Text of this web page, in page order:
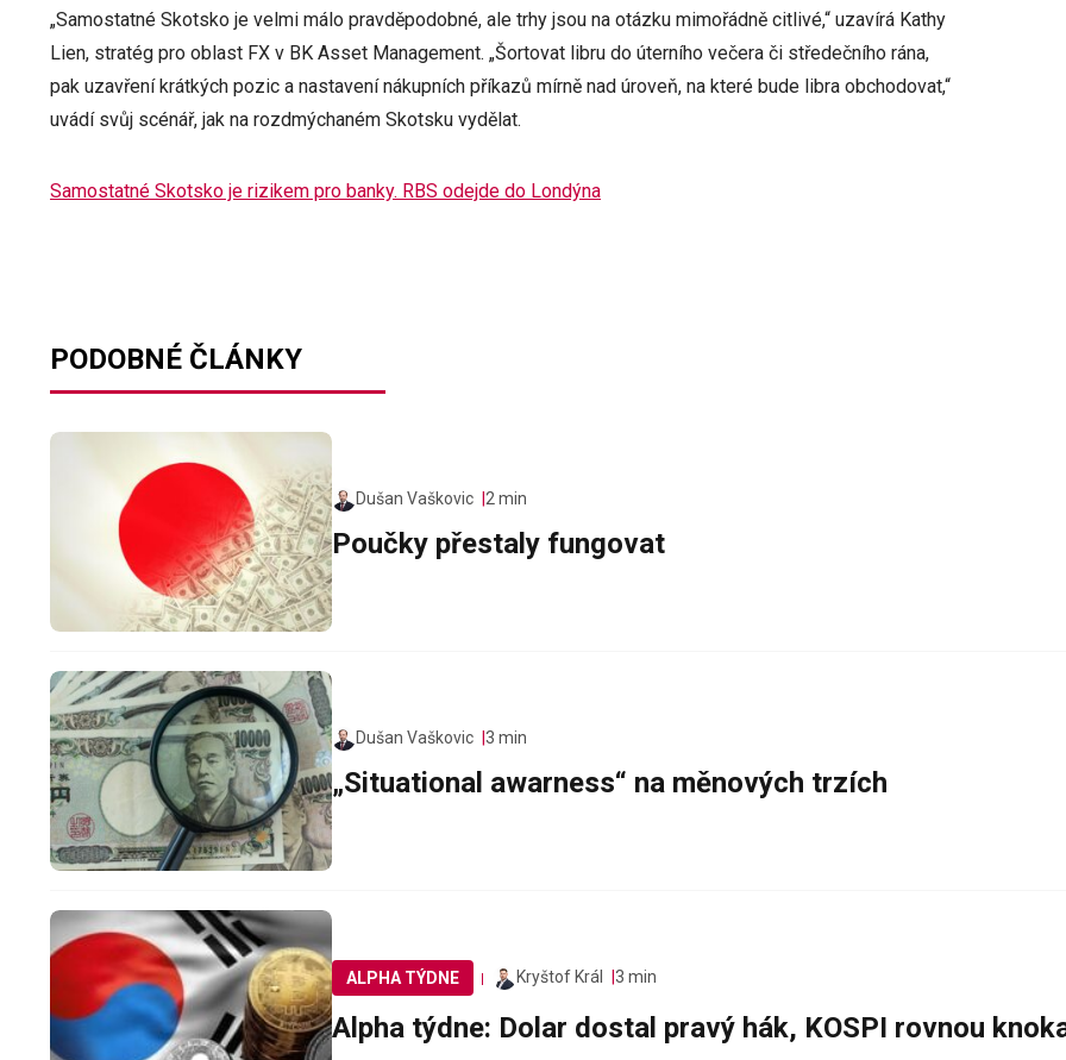
„Samostatné Skotsko je velmi málo pravděpodobné, ale trhy jsou na otázku mimořádně citlivé,“ uzavírá Kathy
Lien, stratég pro oblast FX v BK Asset Management. „Šortovat libru do úterního večera či středečního rána,
pak uzavření krátkých pozic a nastavení nákupních příkazů mírně nad úroveň, na které bude libra obchodovat,“
uvádí svůj scénář, jak na rozdmýchaném Skotsku vydělat.
Samostatné Skotsko je rizikem pro banky. RBS odejde do Londýna
PODOBNÉ ČLÁNKY
Dušan Vaškovic 2 min
Poučky přestaly fungovat
Dušan Vaškovic 3 min
„Situational awarness“ na měnových trzích
ALPHA TÝDNE Kryštof Král 3 min
Alpha týdne: Dolar dostal pravý hák, KOSPI rovnou